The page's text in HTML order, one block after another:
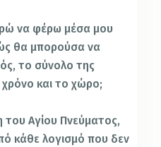
να φέρω μέσα μου
θα μπορούσα να
το σύνολο της
και το χώρο;
του Αγίου Πνεύματος,
κάθε λογισμό που δεν